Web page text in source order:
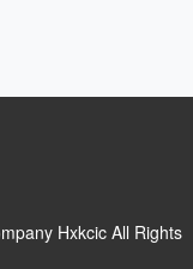
Hxkcic All Rights